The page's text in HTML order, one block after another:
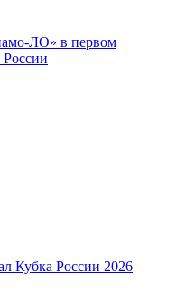
ЛО» в первом
России
Кубка России 2026